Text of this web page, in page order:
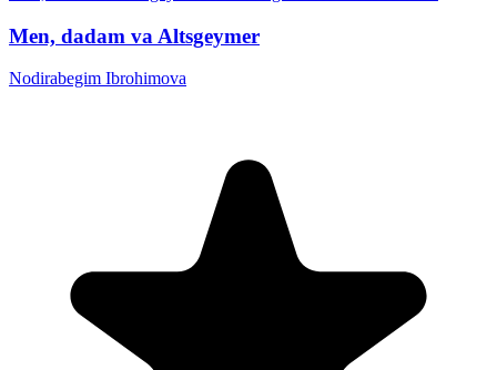
Men, dadam va Altsgeymer
Nodirabegim Ibrohimova